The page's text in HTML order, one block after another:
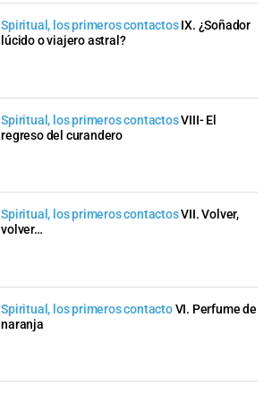
Spiritual, los primeros contactos IX. ¿Soñador
lúcido o viajero astral?
Spiritual, los primeros contactosVIII- El
regreso del curandero
Spiritual, los primeros contactosVII. Volver,
volver…
Spiritual, los primeros contactoVI. Perfume de
naranja